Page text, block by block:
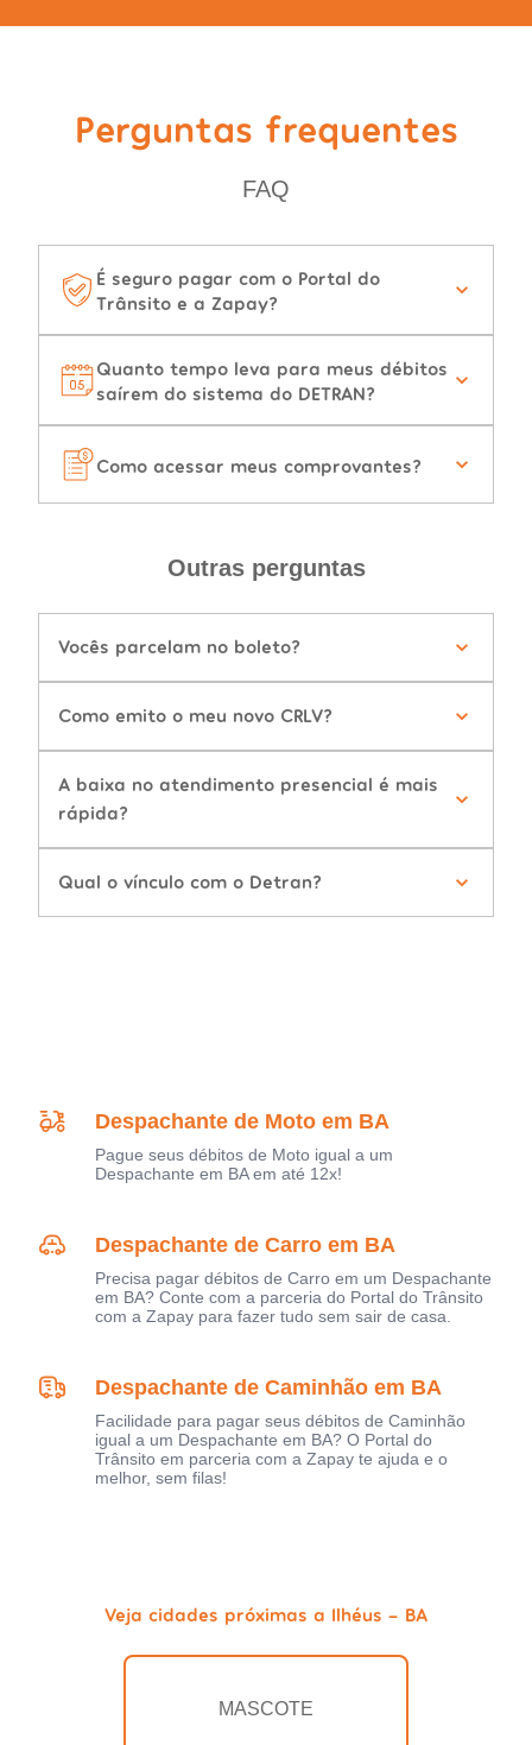
Perguntas frequentes
FAQ
É seguro pagar com o Portal do
Trânsito e a Zapay?
Quanto tempo leva para meus débitos
saírem do sistema do DETRAN?
Como acessar meus comprovantes?
Outras perguntas
Vocês parcelam no boleto?
Como emito o meu novo CRLV?
A baixa no atendimento presencial é mais
rápida?
Qual o vínculo com o Detran?
Despachante de Moto em BA
Pague seus débitos de Moto igual a um
Despachante em BA em até 12x!
Despachante de Carro em BA
Precisa pagar débitos de Carro em um Despachante
em BA? Conte com a parceria do Portal do Trânsito
com a Zapay para fazer tudo sem sair de casa.
Despachante de Caminhão em BA
Facilidade para pagar seus débitos de Caminhão
igual a um Despachante em BA? O Portal do
Trânsito em parceria com a Zapay te ajuda e o
melhor, sem filas!
Veja cidades próximas a Ilhéus - BA
MASCOTE